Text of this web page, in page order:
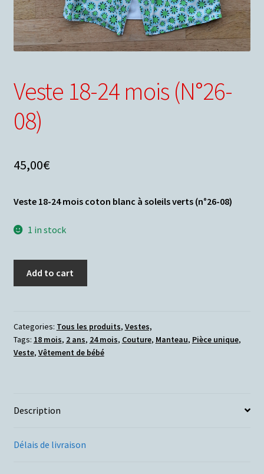
Conditions générales de ventes
Votre droit de rétractation
Nous contacter
Panier
Veste 18-24 mois (N°26-
08)
45,00€
Veste 18-24 mois coton blanc à soleils verts (n°26-08)
1 in stock
Add to cart
Categories: Tous les produits, Vestes,
Tags: 18 mois, 2 ans, 24 mois, Couture, Manteau, Pièce unique,
Veste, Vêtement de bébé
Description
Délais de livraison